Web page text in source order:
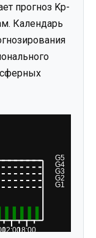
прогноз Kp-
Календарь